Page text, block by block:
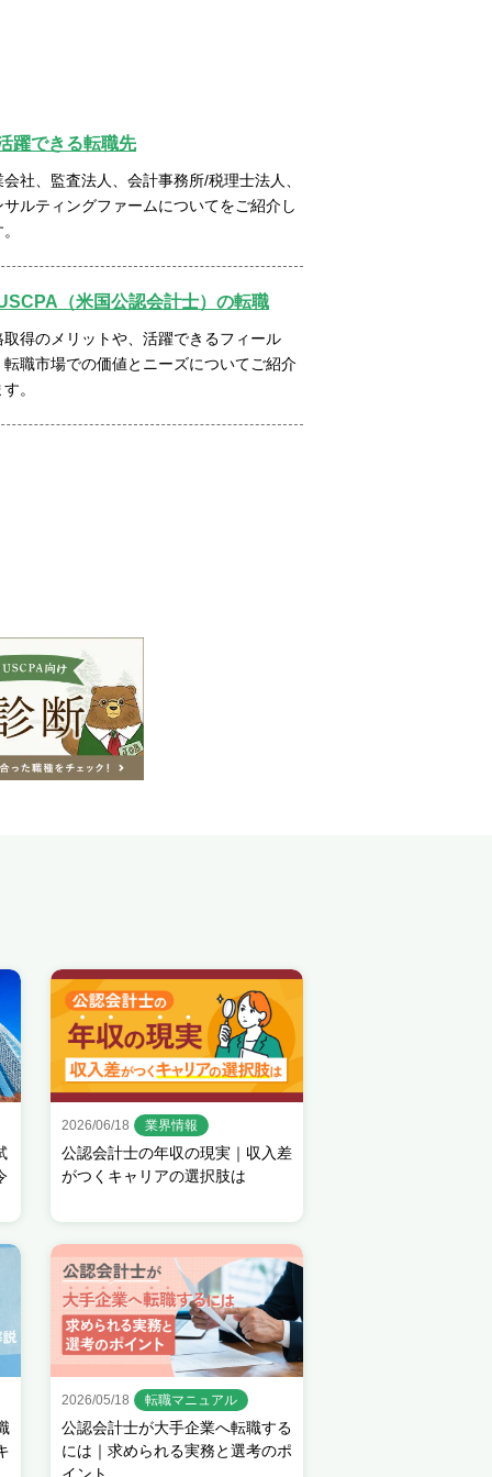
躍できる転職先
会社、監査法人、会計事務所/税理士法人、
サルティングファームについてをご紹介し
（米国公認会計士）の転職
取得のメリットや、活躍できるフィール
転職市場での価値とニーズについてご紹介
。
2026/06/18 業界情報
公認会計士の年収の現実｜収入差
がつくキャリアの選択肢は
2026/05/18 転職マニュアル
公認会計士が大手企業へ転職する
には｜求められる実務と選考のポ